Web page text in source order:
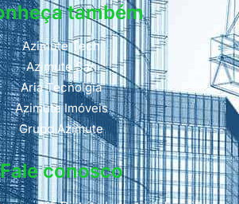
também
Azimute Tech
Azimute San
Aria Tecnolgia
Azimute Imóveis
Grupo Azimute
Fale conosco